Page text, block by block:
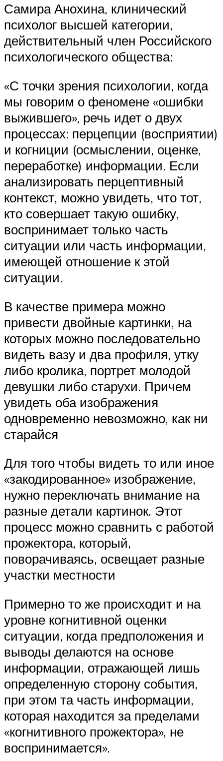
Самира Анохина, клинический
психолог высшей категории,
действительный член Российского
психологического общества:
«С точки зрения психологии, когда
мы говорим о феномене «ошибки
выжившего», речь идет о двух
процессах: перцепции (восприятии)
и когниции (осмыслении, оценке,
переработке) информации. Если
анализировать перцептивный
контекст, можно увидеть, что тот,
кто совершает такую ошибку,
воспринимает только часть
ситуации или часть информации,
имеющей отношение к этой
ситуации.
В качестве примера можно
привести двойные картинки, на
которых можно последовательно
видеть вазу и два профиля, утку
либо кролика, портрет молодой
девушки либо старухи. Причем
увидеть оба изображения
одновременно невозможно, как ни
старайся
Для того чтобы видеть то или иное
«закодированное» изображение,
нужно переключать внимание на
разные детали картинок. Этот
процесс можно сравнить с работой
прожектора, который,
поворачиваясь, освещает разные
участки местности
Примерно то же происходит и на
уровне когнитивной оценки
ситуации, когда предположения и
выводы делаются на основе
информации, отражающей лишь
определенную сторону события,
при этом та часть информации,
которая находится за пределами
«когнитивного прожектора», не
воспринимается».